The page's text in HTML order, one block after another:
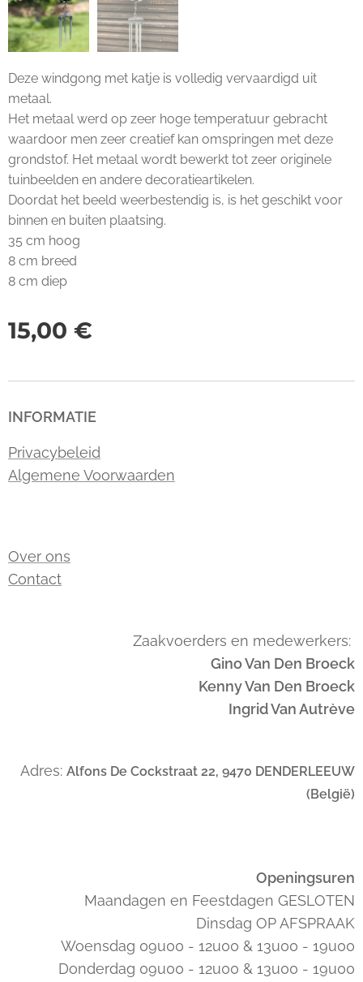
Deze windgong met katje is volledig vervaardigd uit
metaal.
Het metaal werd op zeer hoge temperatuur gebracht
waardoor men zeer creatief kan omspringen met deze
grondstof. Het metaal wordt bewerkt tot zeer originele
tuinbeelden en andere decoratieartikelen.
Doordat het beeld weerbestendig is, is het geschikt voor
binnen en buiten plaatsing.
35 cm hoog
8 cm breed
8 cm diep
15,00 €
INFORMATIE
Privacybeleid
Algemene Voorwaarden
Over ons
Contact
Zaakvoerders en medewerkers:
Gino Van Den Broeck
Kenny Van Den Broeck
Ingrid Van Autrève
Adres: Alfons De Cockstraat 22, 9470 DENDERLEEUW
(België)
Openingsuren
Maandagen en Feestdagen GESLOTEN
Dinsdag OP AFSPRAAK
Woensdag 09u00 - 12u00 & 13u00 - 19u00
Donderdag 09u00 - 12u00 & 13u00 - 19u00